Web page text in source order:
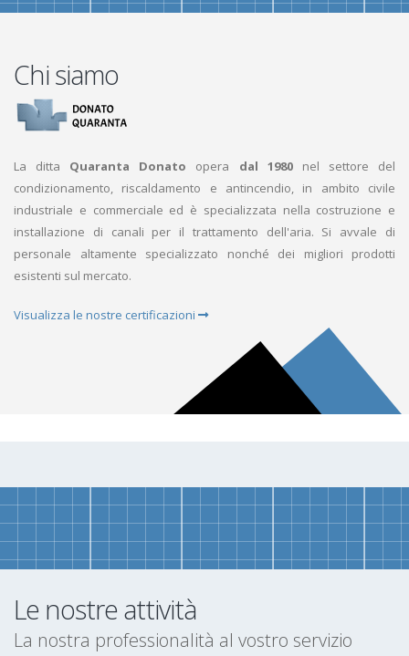
Chi siamo
La ditta Quaranta Donato opera dal 1980nel settore del
condizionamento, riscaldamento e antincendio, in ambito civile
industriale e commerciale ed è specializzata nella costruzione e
installazione di canali per il trattamento dell'aria. Si avvale di
personale altamente specializzato nonché dei migliori prodotti
esistenti sul mercato.
Visualizza le nostre certificazioni
Le nostre attività
La nostra professionalità al vostro servizio